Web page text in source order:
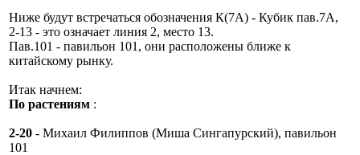
Ниже будут встречаться обозначения К(7А) - Кубик пав.7А,
2-13 - это означает линия 2, место 13.
Пав.101 - павильон 101, они расположены ближе к
китайскому рынку.
Итак начнем:
По растениям :
2-20 - Михаил Филиппов (Миша Сингапурский), павильон
101